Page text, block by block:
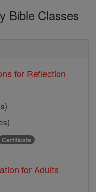
Bible Classes
for Reflection
Certificate
for Adults